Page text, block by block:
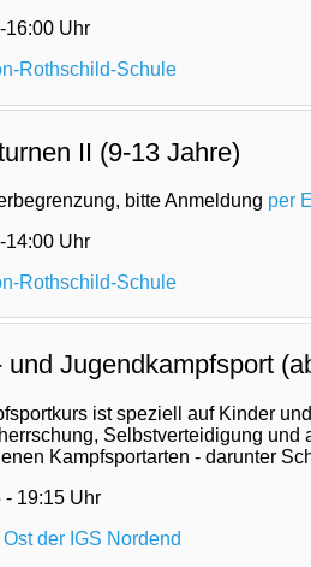
16:00 Uhr
Rothschild-Schule
II (9-13 Jahre)
bitte Anmeldung per
14:00 Uhr
Rothschild-Schule
und Jugendkampfsport
ist speziell auf Kinder
Selbstverteidigung
Kampfsportarten - darunter
- 19:15 Uhr
der IGS Nordend